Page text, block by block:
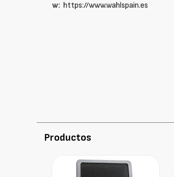
w:https://www.wahlspain.es
Productos